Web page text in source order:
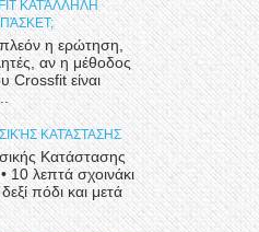
ΚΑΤΆΛΛΗΛΗ
πλεόν η ερώτηση,
αν η μέθοδος
Crossfit είναι
ΚΑΤΆΣΤΑΣΗΣ
Κατάστασης
10 λεπτά σχοινάκι
πόδι και μετά